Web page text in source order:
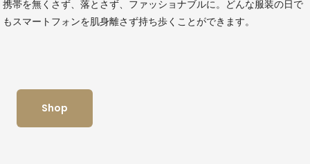
携帯を無くさず、落とさず、ファッショナブルに。どんな服装の日で
もスマートフォンを肌身離さず持ち歩くことができます。
Shop